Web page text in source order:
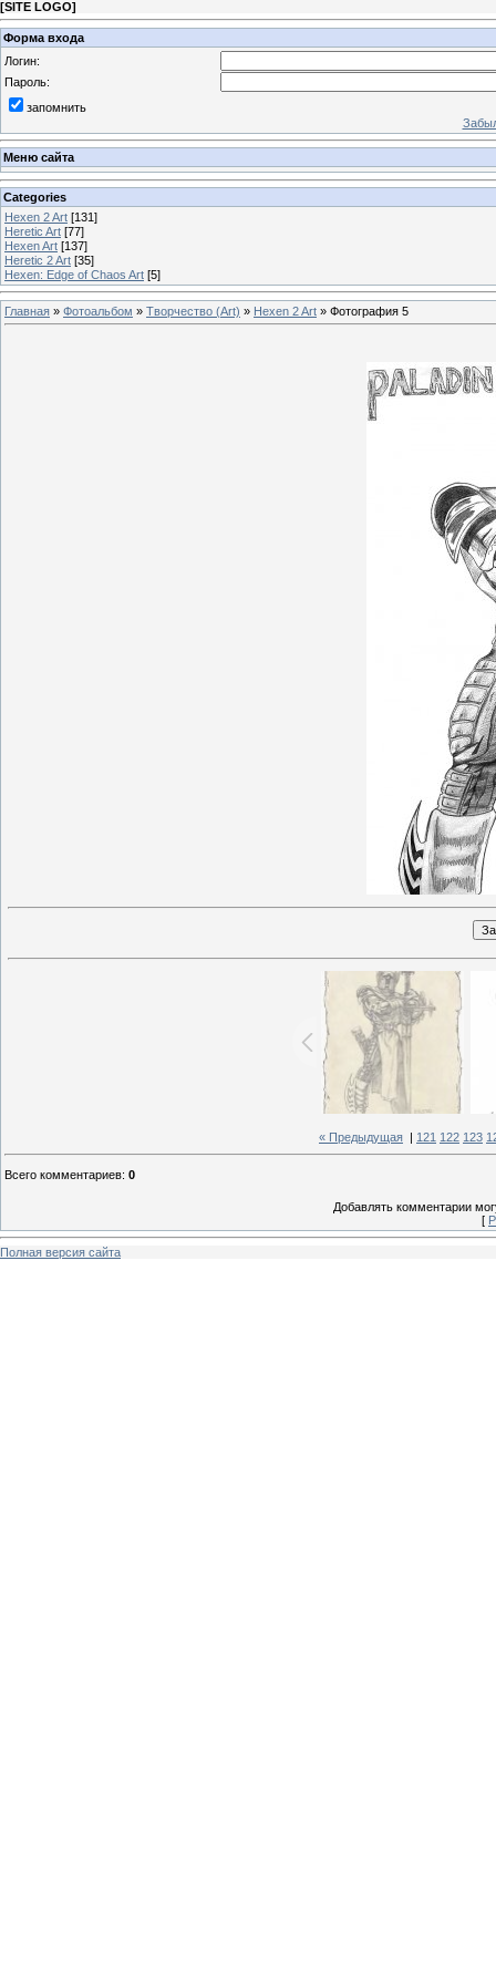
[SITE LOGO]
Форма входа
Логин:
Пароль:
запомнить
Меню сайта
Categories
Hexen 2 Art [131]
Heretic Art [77]
Hexen Art [137]
Heretic 2 Art [35]
Hexen: Edge of Chaos Art [5]
Главная » Фотоальбом » Творчество (Art) » Hexen 2 Art » Фотография 5
« Предыдущая 121 122 123
Всего комментариев: 0
Добавлять комментарии
[
Полная версия сайта